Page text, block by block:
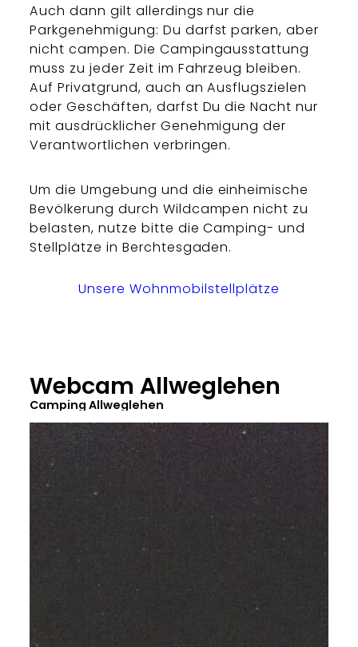
Auch dann gilt allerdings nur die
Parkgenehmigung: Du darfst parken, aber
nicht campen. Die Campingausstattung
muss zu jeder Zeit im Fahrzeug bleiben.
Auf Privatgrund, auch an Ausflugszielen
oder Geschäften, darfst Du die Nacht nur
mit ausdrücklicher Genehmigung der
Verantwortlichen verbringen.
Um die Umgebung und die einheimische
Bevölkerung durch Wildcampen nicht zu
belasten, nutze bitte die Camping- und
Stellplätze in Berchtesgaden.
Unsere Wohnmobilstellplätze
Webcam Allweglehen
Camping Allweglehen